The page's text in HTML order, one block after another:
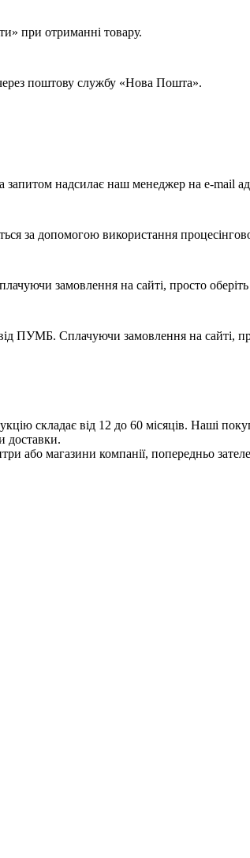
при отриманні товару.
поштову службу «Нова Пошта».
запитом надсилає наш менеджер на e-mail
за допомогою використання
замовлення на сайті, просто оберіть
Сплачуючи замовлення на сайті,
складає від 12 до 60 місяців. Наші
доставки.
або магазини компанії, попередньо